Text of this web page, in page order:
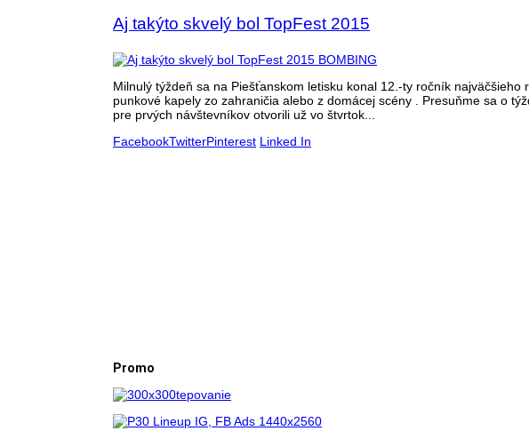
Aj takýto skvelý bol TopFest 2015
Milnulý týždeň sa na Piešťanskom letisku konal 12.-ty ročník
punkové kapely zo zahraničia alebo z domácej scény . Presuňme sa o
pre prvých návštevníkov otvorili už vo štvrtok...
FacebookTwitterPinterest Linked In
Promo